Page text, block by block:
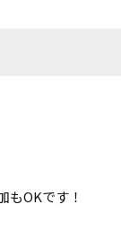
OKです！